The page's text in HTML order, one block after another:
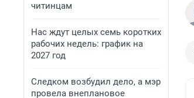
читинцам
Нас ждут целых семь коротких
рабочих недель: график на
2027 год
Следком возбудил дело, а мэр
провела внеплановое